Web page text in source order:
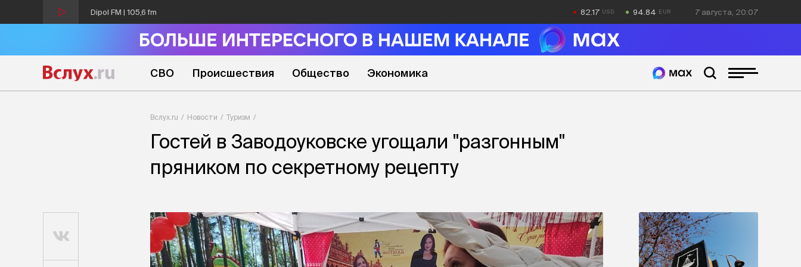
Dipol FM | 105,6 fm 82.17 94.84 7 августа, 20:07
СВО Происшествия Общество Экономика
Вслух.ru Новости Туризм
Гостей в Заводоуковске угощали "разгонным"
пряником по секретному рецепту